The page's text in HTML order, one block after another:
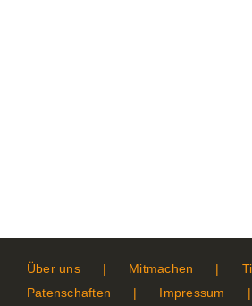
Über uns Mitmachen
Patenschaften
Impressum